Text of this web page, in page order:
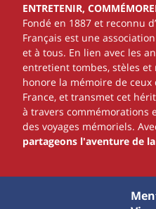
ENTRETENIR,
Fondé en 1887 et reconnu
Français est une
et à tous. En lien avec les
entretient tombes, stèles
honore la mémoire de
France, et transmet cet
à travers commémorations
des voyages mémoriels.
partageons l'aventure de